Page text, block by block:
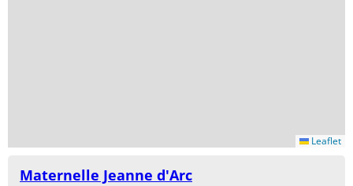
Leaflet
Maternelle Jeanne d'Arc